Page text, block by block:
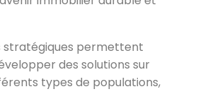
stratégiques permettent
des solutions sur
types de populations,